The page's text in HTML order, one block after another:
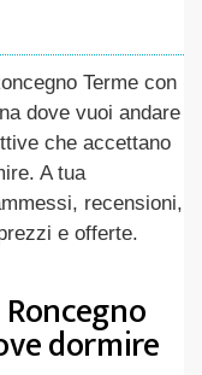
Terme con
dove vuoi andare
che accettano
A tua
recensioni,
e offerte.
dormire